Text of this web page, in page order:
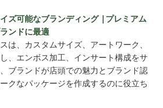
ズ可能なブランディング |プレミアム
ンドに最適
は、カスタムサイズ、アートワーク、
、エンボス加工、インサート構成をサ
ブランドが店頭での魅力とブランド認
クなパッケージを作成するのに役立ち